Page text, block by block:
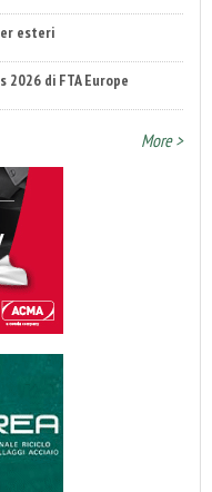
esteri
di FTA Europe
More >